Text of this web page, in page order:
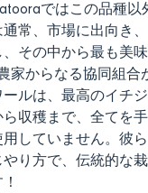
ではこの品種以
常、市場に出向き
その中から最も美
家からなる協同組合
ールは、最高のイチ
ら収穫まで、全てを
していません。彼
り方で、伝統的な
！